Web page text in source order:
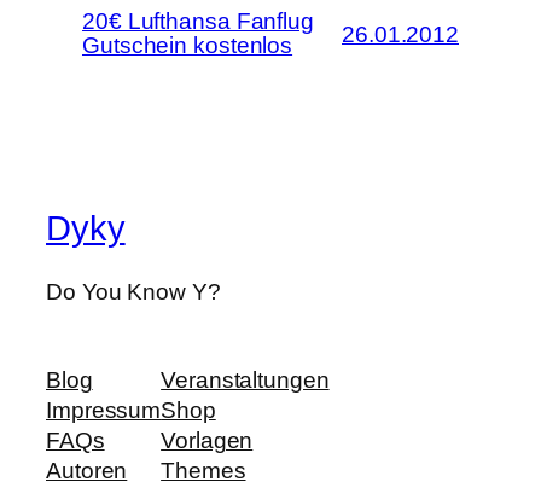
20€ Lufthansa Fanflug
Gutschein kostenlos
26.01.2012
Dyky
Do You Know Y?
Blog
Impressum
FAQs
Autoren
Veranstaltungen
Shop
Vorlagen
Themes